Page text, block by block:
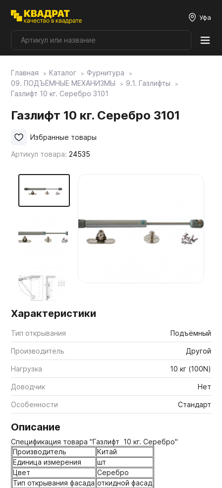
Уфа
Плитные материалы
Столешницы
Мой ЭГГЕР
Фасады
Мебельные образцы, каталоги
Главная Каталог
Фурнитура
09. ПОДЪЁМНЫЕ МЕХАНИЗМЫ
9.1. Газлифты
Газлифт 10 кг. Серебро 3101
Газлифт 10 кг. Серебро 3101
Артикул товара: 24535
Избранные товары
Характеристики
Тип открывания Подъёмный
Производитель Другой
Нагрузка 10 кг (100N)
Доводчик Нет
Особенности Стандарт
Описание
Спецификация товара "Газлифт 10 кг. Серебро"
Производитель
Китай
Единица измерения
шт
Цвет
Серебро
Тип открывания фасада откидной фасад